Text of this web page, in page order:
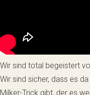
Wir sind total begeistert
Wir sind sicher, dass es
Milker-Trick gibt, der es